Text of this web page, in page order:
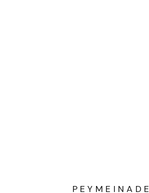
PEYMEINADE